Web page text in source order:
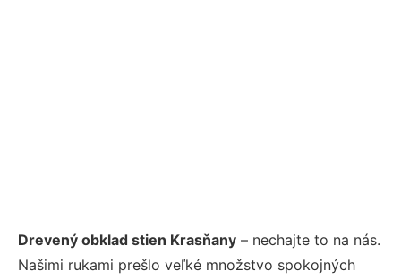
Drevený obklad stien Krasňany – nechajte to na nás.
Našimi rukami prešlo veľké množstvo spokojných